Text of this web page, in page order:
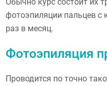
фотоэпиляции пальцев с
раз в месяц.
Фотоэпиляция
Проводится по точно